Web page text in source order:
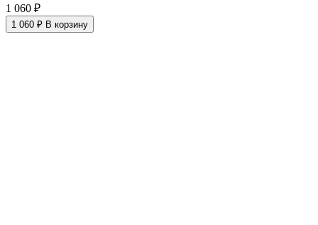
1 060 ₽
1 060 ₽ В корзину